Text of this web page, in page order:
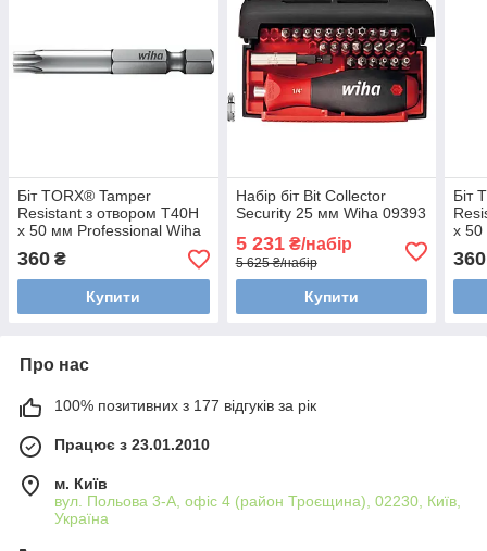
Біт TORX® Tamper
Resistant з отвором T40H
х 50 мм Professional Wiha
360 ₴
Купити
Набір біт Bit Collector
Security 25 мм Wiha 09393
5 231₴/набір
5 625 ₴/набір
Купити
Біт
х
360
Про нас
100% позитивних з 177 відгуків за рік
Працює з 23.01.2010
м. Київ
вул. Польова 3-А, офіс 4 (район Троєщина), 02230, Київ,
Україна